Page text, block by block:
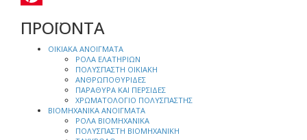
ΠΡΟΪΟΝΤΑ
ΟΙΚΙΑΚΑ ΑΝΟΙΓΜΑΤΑ
ΡΟΛΑ ΕΛΑΤΗΡΙΩΝ
ΠΟΛΥΣΠΑΣΤΗ ΟΙΚΙΑΚΗ
ΑΝΘΡΩΠΟΘΥΡΙΔΕΣ
ΠΑΡΑΘΥΡΑ ΚΑΙ ΠΕΡΣΙΔΕΣ
ΧΡΩΜΑΤΟΛΟΓΙΟ ΠΟΛΥΣΠΑΣΤΗΣ
ΒΙΟΜΗΧΑΝΙΚΑ ΑΝΟΙΓΜΑΤΑ
ΡΟΛΑ ΒΙΟΜΗΧΑΝΙΚΑ
ΠΟΛΥΣΠΑΣΤΗ ΒΙΟΜΗΧΑΝΙΚΗ